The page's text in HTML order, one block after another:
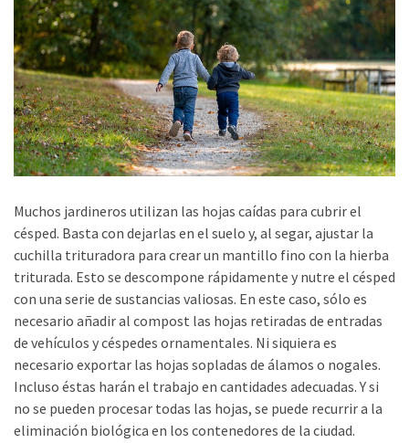
No
categories
Muchos jardineros utilizan las hojas caídas para cubrir el
césped. Basta con dejarlas en el suelo y, al segar, ajustar la
cuchilla trituradora para crear un mantillo fino con la hierba
triturada. Esto se descompone rápidamente y nutre el césped
con una serie de sustancias valiosas. En este caso, sólo es
necesario añadir al compost las hojas retiradas de entradas
de vehículos y céspedes ornamentales. Ni siquiera es
necesario exportar las hojas sopladas de álamos o nogales.
Incluso éstas harán el trabajo en cantidades adecuadas. Y si
no se pueden procesar todas las hojas, se puede recurrir a la
eliminación biológica en los contenedores de la ciudad.